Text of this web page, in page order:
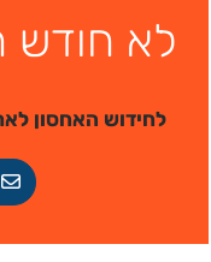
לא חודש
לחידוש האחסון לאתר זה